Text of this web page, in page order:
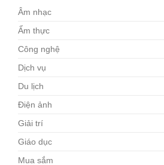
Âm nhạc
Ẩm thực
Công nghệ
Dịch vụ
Du lịch
Điện ảnh
Giải trí
Giáo dục
Mua sắm